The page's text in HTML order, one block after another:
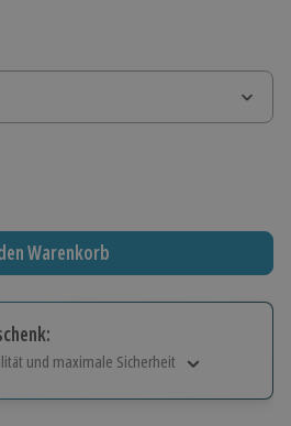
Warenkorb
und maximale Sicherheit